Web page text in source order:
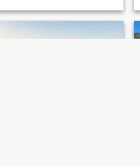
wissen, wonach Sie suchen,
kontaktieren Sie mich nicht